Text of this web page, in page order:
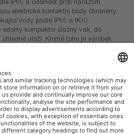
elektrické kontaktní body chráněny
vody podle IP65 a IK10.
kompaktní úložný vak, do
uloží. Kromě toho je výrobek
síti